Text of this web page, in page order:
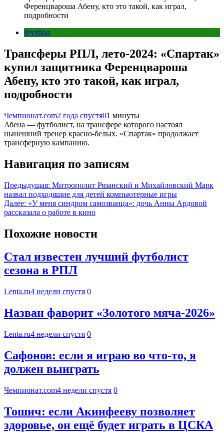
Ференцвароша Абену, кто это такой, как играл,
подробности
Футбол
Трансферы РПЛ, лето-2024: «Спартак»
купил защитника Ференцвароша
Абену, кто это такой, как играл,
подробности
Чемпионат.com2 года спустя01 минуты
Абена — футболист, на трансфере которого настоял
нынешний тренер красно-белых. «Спартак» продолжает
трансферную кампанию.
Навигация по записям
Предыдущая: Митрополит Рязанский и Михайловский Марк
назвал подходящие для детей компьютерные игры
Далее: «У меня синдром самозванца»: дочь Анны Ардовой
рассказала о работе в кино
Похожие новости
Стал известен лучший футболист
сезона в РПЛ
Lenta.ru4 недели спустя 0
Назван фаворит «Золотого мяча-2026»
Lenta.ru4 недели спустя 0
Сафонов: если я играю во что-то, я
должен выиграть
Чемпионат.com4 недели спустя 0
Тошич: если Акинфееву позволяет
здоровье, он ещё будет играть в ЦСКА